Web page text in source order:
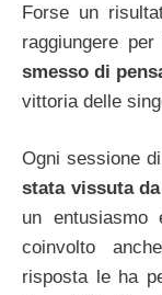
Forse un
raggiungere
smesso di
vittoria delle
Ogni sessione
stata vissuta
un
coinvolto
risposta le ha